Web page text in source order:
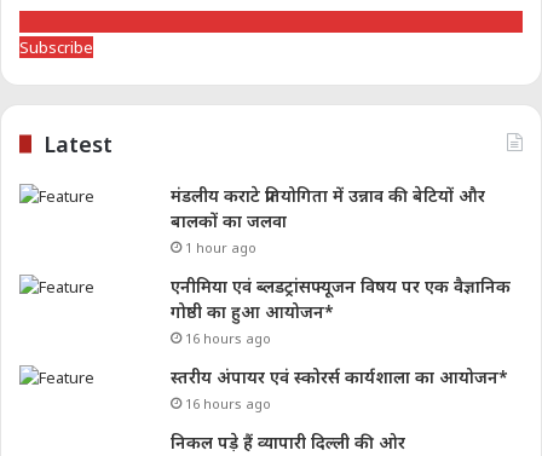
Subscribe
Latest
मंडलीय कराटे प्रतियोगिता में उन्नाव की बेटियों और
बालकों का जलवा
1 hour ago
एनीमिया एवं ब्लडट्रांसफ्यूजन विषय पर एक वैज्ञानिक
गोष्ठी का हुआ आयोजन*
16 hours ago
स्तरीय अंपायर एवं स्कोरर्स कार्यशाला का आयोजन*
16 hours ago
निकल पड़े हैं व्यापारी दिल्ली की ओर